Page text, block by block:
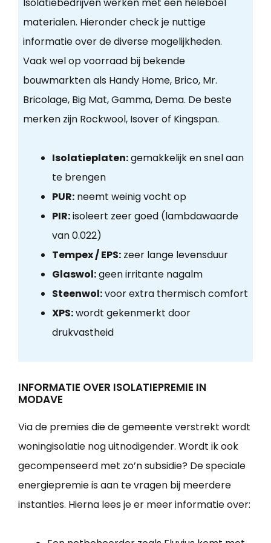
Isolatiebedrijven werken met een heleboel
materialen. Hieronder check je nuttige
informatie over de diverse mogelijkheden.
Vaak wel op voorraad bij bekende
bouwmarkten als Handy Home, Brico, Mr.
Bricolage, Big Mat, Gamma, Dema. De beste
merken zijn Rockwool, Isover of Kingspan.
Isolatieplaten:gemakkelijk en snel aan
te brengen
PUR:neemt weinig vocht op
PIR:isoleert zeer goed (lambdawaarde
van 0.022)
Tempex / EPS:zeer lange levensduur
Glaswol:geen irritante nagalm
Steenwol:voor extra thermisch comfort
XPS:wordt gekenmerkt door
drukvastheid
INFORMATIE OVER ISOLATIEPREMIE IN
MODAVE
Via de premies die de gemeente verstrekt wordt
woningisolatie nog uitnodigender. Wordt ik ook
gecompenseerd met zo’n subsidie? De speciale
energiepremie is aan te vragen bij meerdere
instanties. Hierna lees je er meer informatie over: